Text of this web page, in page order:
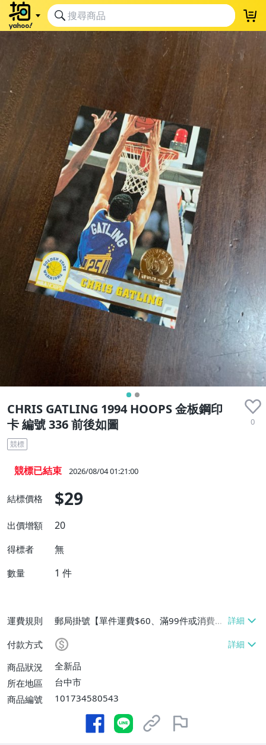
CHRIS GATLING 1994 HOOPS 金板鋼印
卡 編號 336 前後如圖
0
競標
競標已結束 2026/08/04 01:21:00
結標價格 $29
出價增額 20
得標者 無
數量 1 件
運費規則
郵局掛號【單件運費$60、滿99件或消費滿
$9999免運費】
付款方式
商品狀況
全新品
所在地區
台中市
商品編號
101734580543